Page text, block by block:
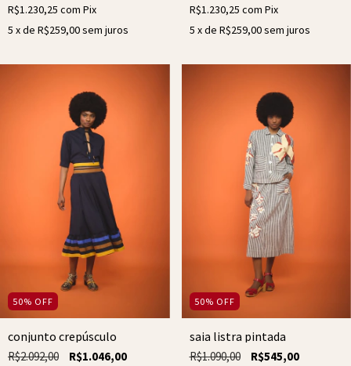
R$1.230,25 com Pix
5 x de R$259,00sem juros
R$1.230,25 com Pix
5 x de R$259,00sem juros
50% OFF
conjunto crepúsculo
R$2.092,00 R$1.046,00
50% OFF
saia listra pintada
R$1.090,00 R$545,00